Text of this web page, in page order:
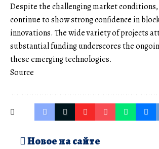
Despite the challenging market
continue to show strong confidence in
innovations. The wide variety of projects
substantial funding underscores the
these emerging technologies.
Source
Новое на сайте